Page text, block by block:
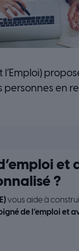
l’Emploi)
en
et
?
vous aide à
de l’emploi et